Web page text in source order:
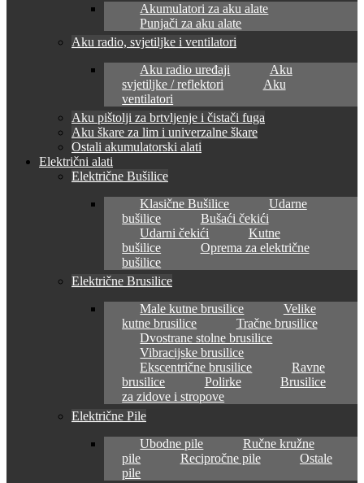
Akumulatori za aku alate
Punjači za aku alate
Aku radio, svjetiljke i ventilatori
Aku radio uređaji
Aku
svjetiljke / reflektori
Aku
ventilatori
Aku pištolji za brtvljenje i čistači fuga
Aku škare za lim i univerzalne škare
Ostali akumulatorski alati
Električni alati
Električne Bušilice
Klasične Bušilice
Udarne
bušilice
Bušaći čekići
Udarni čekići
Kutne
bušilice
Oprema za električne
bušilice
Električne Brusilice
Male kutne brusilice
Velike
kutne brusilice
Tračne brusilice
Dvostrane stolne brusilice
Vibracijske brusilice
Ekscentrične brusilice
Ravne
brusilice
Polirke
Brusilice
za zidove i stropove
Električne Pile
Ubodne pile
Ručne kružne
pile
Recipročne pile
Ostale
pile